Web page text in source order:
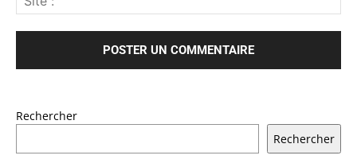
Rechercher
Rechercher